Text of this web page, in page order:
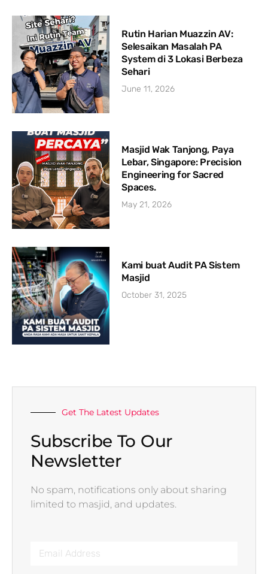
Rutin Harian Muazzin AV:
Selesaikan Masalah PA
System di 3 Lokasi Berbeza
Sehari
June 11, 2026
Masjid Wak Tanjong, Paya
Lebar, Singapore: Precision
Engineering for Sacred
Spaces.
May 21, 2026
Kami buat Audit PA Sistem
Masjid
October 31, 2025
Get The Latest Updates
Subscribe To Our
Newsletter
No spam, notifications only about sharing
limited to masjid, and updates.